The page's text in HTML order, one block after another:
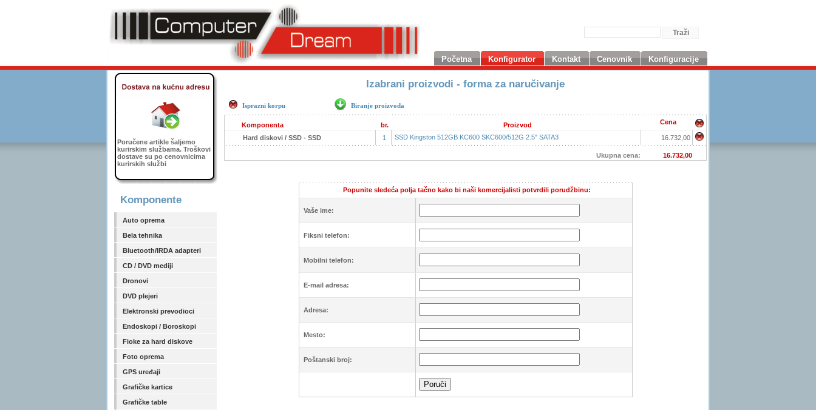
Početna Konfigurator Kontakt Cenovnik Konfiguracije
Poručene artikle šaljemo
kurirskim službama. Troškovi
dostave su po cenovnicima
kurirskih službi
Komponente
Auto oprema
Bela tehnika
Bluetooth/IRDA adapteri
CD / DVD mediji
Dronovi
DVD plejeri
Elektronski prevodioci
Endoskopi / Boroskopi
Fioke za hard diskove
Foto oprema
GPS uređaji
Grafičke kartice
Grafičke table
Izabrani proizvodi - forma za naručivanje
Isprazni korpu Biranje proizvoda
Komponenta br. Proizvod Cena
Hard diskovi / SSD - SSD 1 SSD Kingston 512GB KC600 SKC600/512G 2.5" SATA3 16.732,00
Ukupna cena: 16.732,00
Popunite sledeća polja tačno kako bi naši komercijalisti potvrdili porudžbinu:
Vaše ime:
Fiksni telefon:
Mobilni telefon:
E-mail adresa:
Adresa:
Mesto:
Poštanski broj: